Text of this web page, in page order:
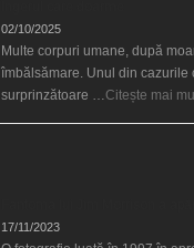
02/10/2025
Multe corpuri umane, după
îmbălsămare. Unul din cazurile
surprinzătoare …Citește mai
17/11/2023